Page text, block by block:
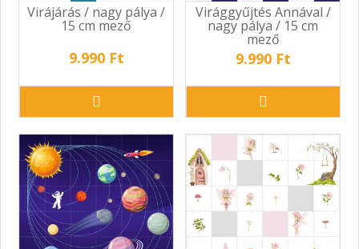
Virájárás / nagy pálya /
15 cm mező
9.990 Ft
Virággyűjtés Annával /
nagy pálya / 15 cm
mező
9.990 Ft